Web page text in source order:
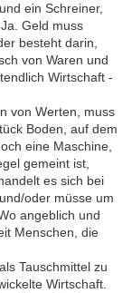
ein Schreiner,
Geld muss
besteht darin,
von Waren und
Wirtschaft -
von Werten, muss
Boden, auf dem
eine Maschine,
gemeint ist,
es sich bei
oder müsse um
angeblich und
Menschen, die
Tauschmittel zu
Wirtschaft.